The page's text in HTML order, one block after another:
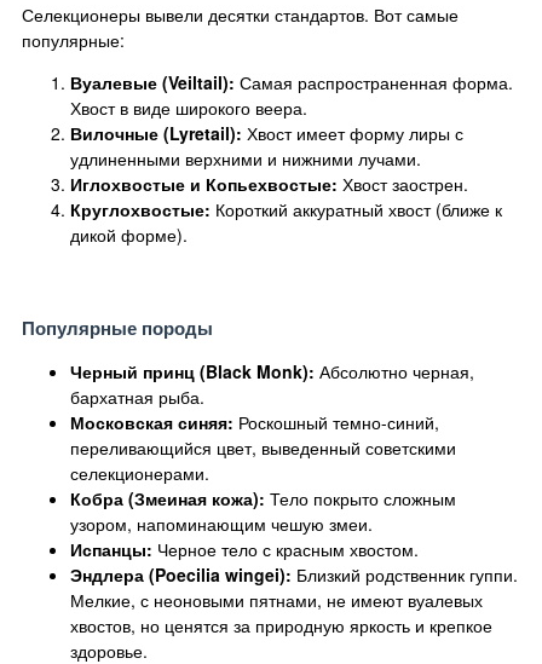
Селекционеры вывели десятки стандартов. Вот самые
популярные:
Вуалевые (Veiltail): Самая распространенная форма.
Хвост в виде широкого веера.
Вилочные (Lyretail): Хвост имеет форму лиры с
удлиненными верхними и нижними лучами.
Иглохвостые и Копьехвостые: Хвост заострен.
Круглохвостые: Короткий аккуратный хвост (ближе к
дикой форме).
Популярные породы
Черный принц (Black Monk): Абсолютно черная,
бархатная рыба.
Московская синяя: Роскошный темно-синий,
переливающийся цвет, выведенный советскими
селекционерами.
Кобра (Змеиная кожа): Тело покрыто сложным
узором, напоминающим чешую змеи.
Испанцы: Черное тело с красным хвостом.
Эндлера (Poecilia wingei): Близкий родственник гуппи.
Мелкие, с неоновыми пятнами, не имеют вуалевых
хвостов, но ценятся за природную яркость и крепкое
здоровье.